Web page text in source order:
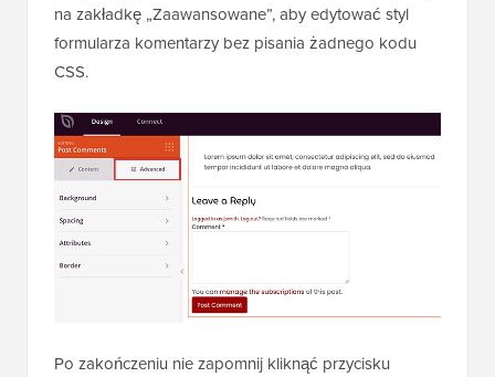
na zakładkę „Zaawansowane”, aby edytować styl
formularza komentarzy bez pisania żadnego kodu
CSS.
Po zakończeniu nie zapomnij kliknąć przycisku